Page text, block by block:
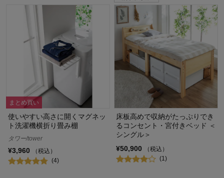
まとめ買い
使いやすい高さに開くマグネッ
ト洗濯機横折り畳み棚
タワー/tower
¥3,960
（税込）
(4)
床板高めで収納がたっぷりでき
るコンセント・宮付きベッド ＜
シングル＞
¥50,900
（税込）
(1)